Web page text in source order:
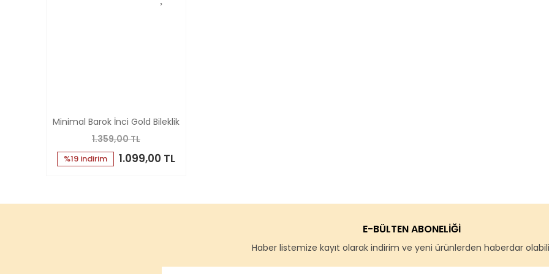
Minimal Barok İnci Gold Bileklik
1.359,00 TL
%19 indirim 1.099,00 TL
E-BÜLTEN ABONELİĞİ
Haber listemize kayıt olarak indirim ve yeni ürünlerden haberdar